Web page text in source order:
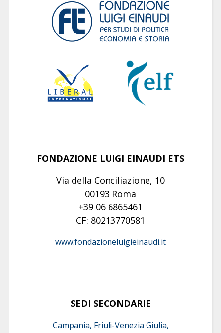
FONDAZIONE LUIGI EINAUDI ETS
Via della Conciliazione, 10
00193 Roma
+39 06 6865461
CF: 80213770581
www.fondazioneluigieinaudi.it
SEDI SECONDARIE
Campania, Friuli-Venezia Giulia,